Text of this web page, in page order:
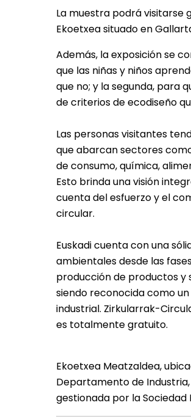
La muestra podrá visitarse
Ekoetxea situado en
Además, la exposición se
que las niñas y niños
que no; y la segunda, para
de criterios de ecodiseño
Las personas visitantes
que abarcan sectores
de consumo, química,
Esto brinda una visión
cuenta del esfuerzo y el
circular.
Euskadi cuenta con una
ambientales desde las
producción de productos y
siendo reconocida como
industrial. Zirkularrak-
es totalmente gratuito.
Ekoetxea Meatzaldea,
Departamento de
gestionada por la Sociedad